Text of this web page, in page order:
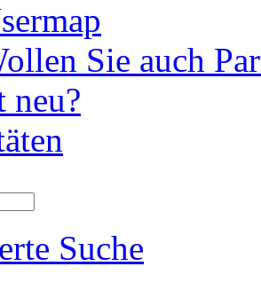
Sie auch
neu?
Suche